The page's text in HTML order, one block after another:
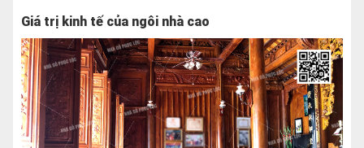
Giá trị kinh tế của ngôi nhà cao